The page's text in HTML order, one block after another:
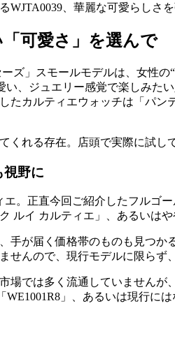
WJTA0039、華麗な可愛らしさ
可愛さ」を選んで
ズ」スモールモデルは、女性
い、ジュエリー感覚で楽しみたい
たカルティエウォッチは「パ
くれる存在。店頭で実際に試
視野に
エ。正直今回ご紹介したフルゴ
ルイ カルティエ」、あるいは
手が届く価格帯のものも見つ
せんので、現行モデルに限らず
場では多く流通していません
WE1001R8」、あるいは現行